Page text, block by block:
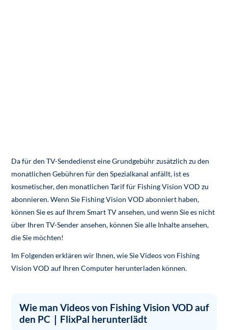
Da für den TV-Sendedienst eine Grundgebühr zusätzlich zu den
monatlichen Gebühren für den Spezialkanal anfällt, ist es
kosmetischer, den monatlichen Tarif für Fishing Vision VOD zu
abonnieren. Wenn Sie Fishing Vision VOD abonniert haben,
können Sie es auf Ihrem Smart TV ansehen, und wenn Sie es nicht
über Ihren TV-Sender ansehen, können Sie alle Inhalte ansehen,
die Sie möchten!
Im Folgenden erklären wir Ihnen, wie Sie Videos von Fishing
Vision VOD auf Ihren Computer herunterladen können.
Wie man Videos von Fishing Vision VOD auf
den PC｜FlixPal herunterlädt